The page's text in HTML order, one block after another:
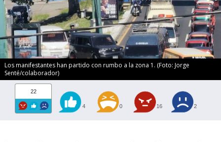
Los manifestantes han partido con rumbo a la zona 1. (Foto: Jorge
Senté/colaborador)
22
4 0 16 2